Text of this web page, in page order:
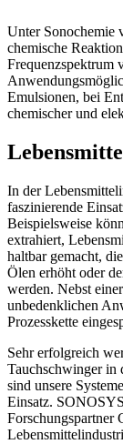
Unter Sonochemie
chemische
Frequenzspektrum
Emulsionen, bei
chemischer und
In der
faszinierende
Beispielsweise
extrahiert,
haltbar gemacht,
Ölen erhöht oder
werden. Nebst
unbedenklichen
Prozesskette
Sehr erfolgreich
Tauchschwinger in
sind unsere
Einsatz.
Forschungspartner